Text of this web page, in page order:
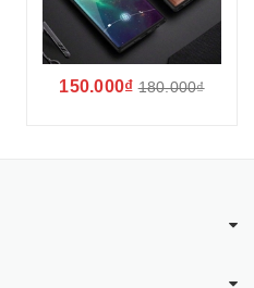
150.000₫ 180.000₫